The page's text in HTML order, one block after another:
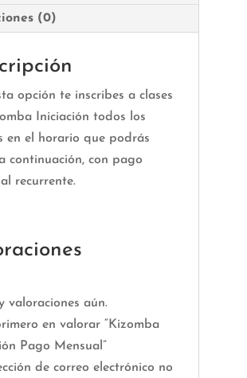
(0)
opción te inscribes a clases
Iniciación todos los
en el horario que podrás
continuación, con pago
recurrente.
valoraciones aún.
en valorar “Kizomba
Pago Mensual”
de correo electrónico no